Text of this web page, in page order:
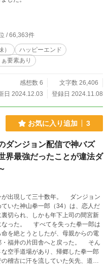
/ 66,363件
ハッピーエンド
要素あり
感想数 6
文字数 26,406
日 2024.12.03
登録日 2024.11.08
お気に入り追加 3
ダンジョン配信で神バズ
最強だったことが違法ダ
て三十数年。 ダンジョン
いた神山拳一郎（34）は、恋人だ
切られ、しかも年下上司の間宮新
った拳一郎は
を絶とうとしたが、母親からの電
井の片田舎へと戻った。 そん
空手道場があり、帰郷した拳一郎
稽古に汗を流していた矢先、道場
の黒い石によってダンジョン内へ